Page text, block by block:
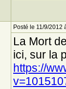
Posté le 11/9/2012
La Mort
ici, sur la
https://